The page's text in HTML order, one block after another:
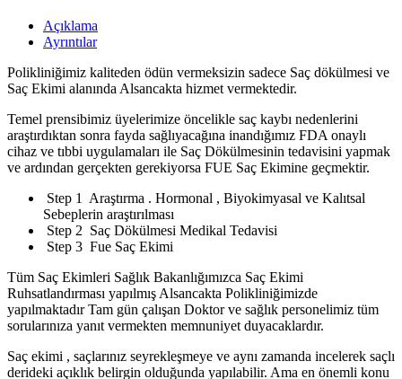
Açıklama
Ayrıntılar
Polikliniğimiz kaliteden ödün vermeksizin sadece Saç dökülmesi ve
Saç Ekimi alanında Alsancakta hizmet vermektedir.
Temel prensibimiz üyelerimize öncelikle saç kaybı nedenlerini
araştırdıktan sonra fayda sağlıyacağına inandığımız FDA onaylı
cihaz ve tıbbi uygulamaları ile Saç Dökülmesinin tedavisini yapmak
ve ardından gerçekten gerekiyorsa FUE Saç Ekimine geçmektir.
Step 1 Araştırma . Hormonal , Biyokimyasal ve Kalıtsal
Sebeplerin araştırılması
Step 2 Saç Dökülmesi Medikal Tedavisi
Step 3 Fue Saç Ekimi
Tüm Saç Ekimleri Sağlık Bakanlığımızca Saç Ekimi
Ruhsatlandırması yapılmış Alsancakta Polikliniğimizde
yapılmaktadır Tam gün çalışan Doktor ve sağlık personelimiz tüm
sorularınıza yanıt vermekten memnuniyet duyacaklardır.
Saç ekimi , saçlarınız seyrekleşmeye ve aynı zamanda incelerek saçlı
derideki açıklık belirgin olduğunda yapılabilir. Ama en önemli konu